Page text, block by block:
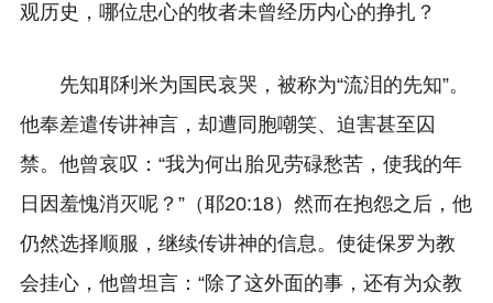
观历史，哪位忠心的牧者未曾经历内心的挣扎？
先知耶利米为国民哀哭，被称为“流泪的先知”。
他奉差遣传讲神言，却遭同胞嘲笑、迫害甚至囚
禁。他曾哀叹：“我为何出胎见劳碌愁苦，使我的年
日因羞愧消灭呢？”（耶20:18）然而在抱怨之后，他
仍然选择顺服，继续传讲神的信息。使徒保罗为教
会挂心，他曾坦言：“除了这外面的事，还有为众教